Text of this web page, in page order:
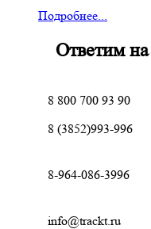
Подробнее...
Ответим
8 800 700 93 90
8 (3852)993-996
8-964-086-3996
info@trackt.ru